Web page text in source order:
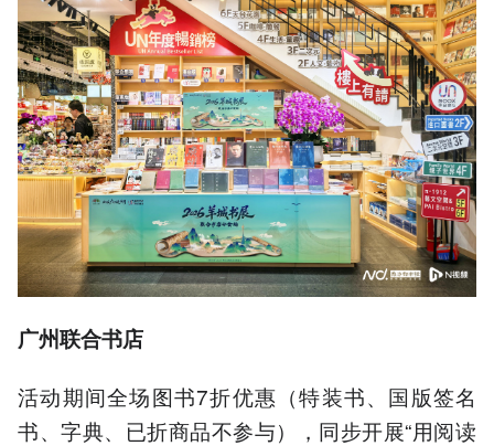
广州联合书店
活动期间全场图书7折优惠（特装书、国版签名
书、字典、已折商品不参与），同步开展“用阅读